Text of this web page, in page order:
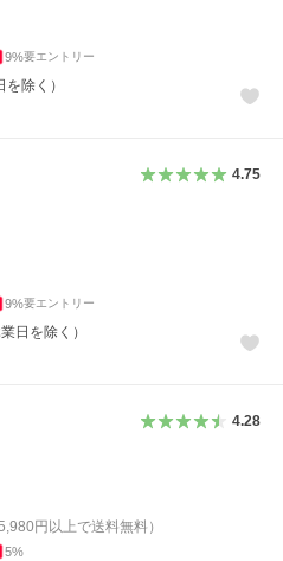
9%要エントリー
除く）
4.75
9%要エントリー
日を除く）
4.28
円以上で送料無料）
5%